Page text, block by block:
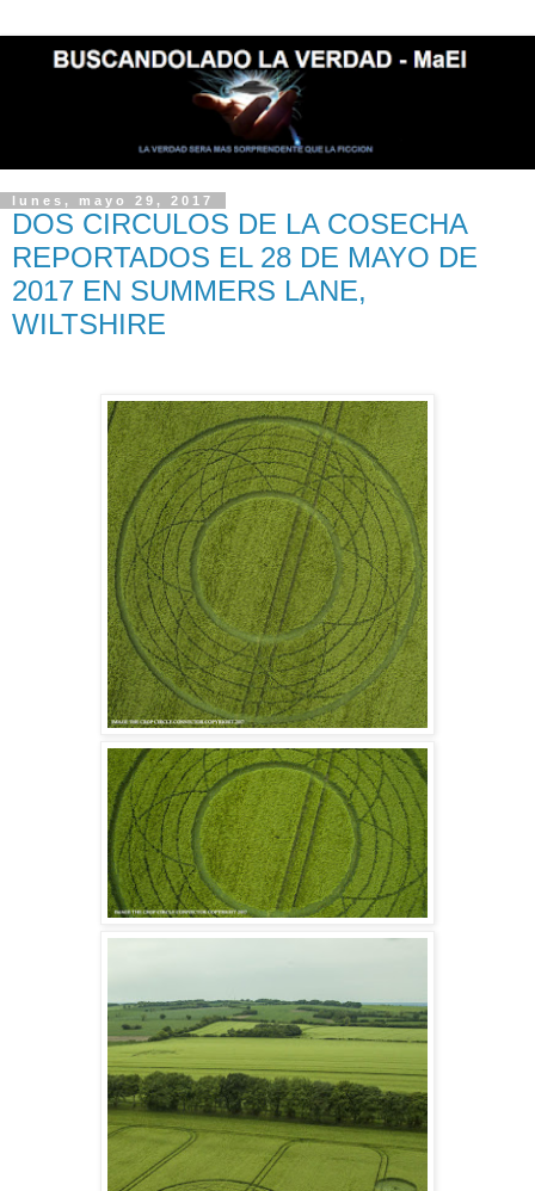
lunes, mayo 29, 2017
DOS CIRCULOS DE LA COSECHA
REPORTADOS EL 28 DE MAYO DE
2017 EN SUMMERS LANE,
WILTSHIRE